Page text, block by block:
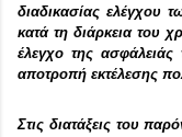
διαδικασίας ελέγχου
κατά τη διάρκεια του
έλεγχο της
αποτροπή εκτέλεσης
Στις διατάξεις του